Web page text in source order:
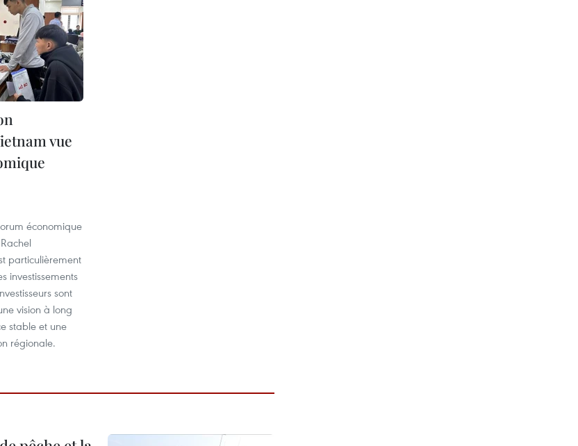
vue
économique
particulièrement
investissements
sont
vision à long
stable et une
régionale.